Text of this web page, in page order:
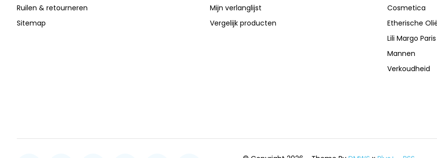
Ruilen & retourneren
Sitemap
Mijn verlanglijst
Vergelijk producten
Cosmetica
Etherische
Lili Margo Paris
Mannen
Verkoudheid